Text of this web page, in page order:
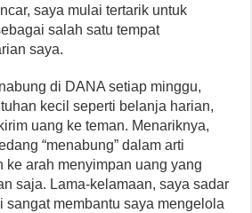
saya mulai tertarik untuk
salah satu tempat
saya.
di DANA setiap minggu,
kecil seperti belanja harian,
uang ke teman. Menariknya,
“menabung” dalam arti
ke arah menyimpan uang yang
saja. Lama-kelamaan, saya sadar
sangat membantu saya mengelola